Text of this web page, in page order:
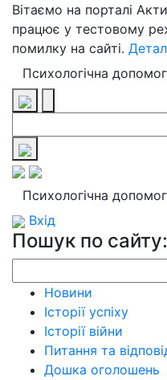
Вітаємо на порталі
працює у тестовому
помилку на сайті.
Психологічна
Психологічна
Вхід
Пошук по сайту:
Новини
Історії успіху
Історії війни
Питання та
Дошка оголошень